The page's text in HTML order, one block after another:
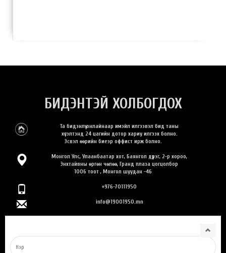
БИДЭНТЭЙ ХОЛБОГДОХ
Та бидэнлүү онлайнаар имэйл илгээвэл бид таны
хүсэлтэнд 24 цагийн дотор хариу илгээх болно.
Эсвэл өөрийн биеэр оффист ирж болно.
Монгол Улс, Улаанбаатар хот, Баянгол дүүрэг, 2-р хороо,
Энхтайвны өргөн чөлөө, Гранд плаза цогцолбор
1006 тоот , Монгол шуудан -46
+976-70111950
info@19001950.mn